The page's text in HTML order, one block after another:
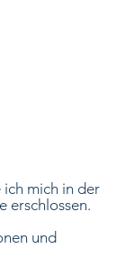
ich mich in der
erschlossen.
und